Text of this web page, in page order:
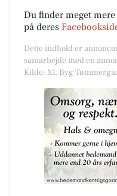
Du finder meget
på deres
Dette indhold er
samarbejde med en
Kilde: XL Byg